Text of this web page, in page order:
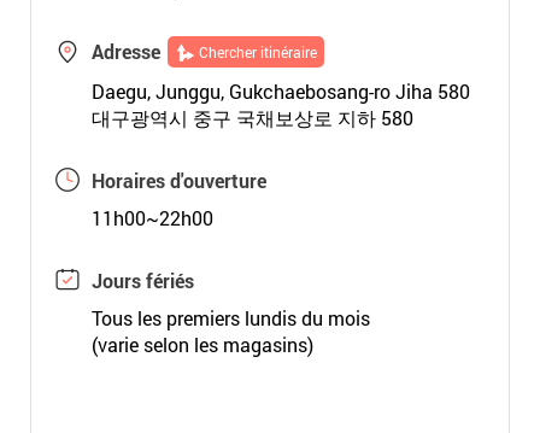
Adresse Chercher itinéraire
Daegu, Junggu, Gukchaebosang-ro Jiha 580
대구광역시 중구 국채보상로 지하 580
Horaires d'ouverture
11h00~22h00
Jours fériés
Tous les premiers lundis du mois
(varie selon les magasins)